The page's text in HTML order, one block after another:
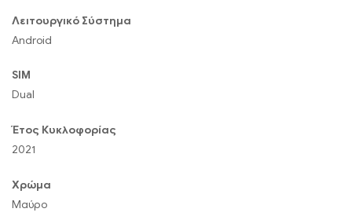
Λειτουργικό Σύστημα
Android
SIM
Dual
Έτος Κυκλοφορίας
2021
Χρώμα
Μαύρο